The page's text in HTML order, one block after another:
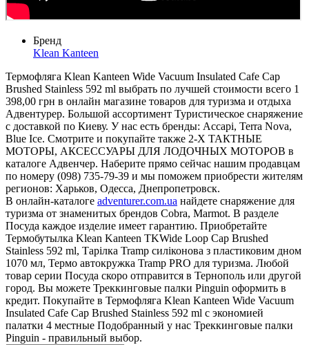
Бренд
Klean Kanteen
Термофляга Klean Kanteen Wide Vacuum Insulated Cafe Cap
Brushed Stainless 592 ml выбрать по лучшей стоимости всего 1
398,00 грн в онлайн магазине товаров для туризма и отдыха
Адвентурер. Большой ассортимент Туристическое снаряжение
с доставкой по Киеву. У нас есть бренды: Accapi, Terra Nova,
Blue Ice. Смотрите и покупайте также 2-Х ТАКТНЫЕ
МОТОРЫ, АКСЕССУАРЫ ДЛЯ ЛОДОЧНЫХ МОТОРОВ в
каталоге Адвенчер. Наберите прямо сейчас нашим продавцам
по номеру (098) 735-79-39 и мы поможем приобрести жителям
регионов: Харьков, Одесса, Днепропетровск.
В онлайн-каталоге adventurer.com.ua найдете снаряжение для
туризма от знаменитых брендов Cobra, Marmot. В разделе
Посуда каждое изделие имеет гарантию. Приобретайте
Термобутылка Klean Kanteen TKWide Loop Cap Brushed
Stainless 592 ml, Тарілка Tramp силіконова з пластиковим дном
1070 мл, Термо автокружка Tramp PRO для туризма. Любой
товар серии Посуда скоро отправится в Тернополь или другой
город. Вы можете Треккинговые палки Pinguin оформить в
кредит. Покупайте в Термофляга Klean Kanteen Wide Vacuum
Insulated Cafe Cap Brushed Stainless 592 ml с экономией
палатки 4 местные Подобранный у нас Треккинговые палки
Pinguin - правильный выбор.